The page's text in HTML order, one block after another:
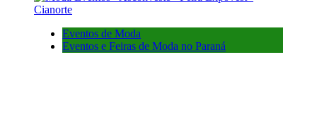
Eventos de Moda
Eventos e Feiras de Moda no Paraná